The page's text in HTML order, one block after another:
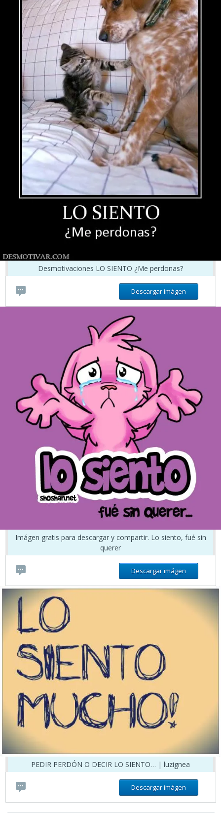
Desmotivaciones LO SIENTO ¿Me perdonas?
Descargar imágen
Imágen gratis para descargar y compartir. Lo siento, fué sin
querer
Descargar imágen
PEDIR PERDÓN O DECIR LO SIENTO… | luzignea
Descargar imágen